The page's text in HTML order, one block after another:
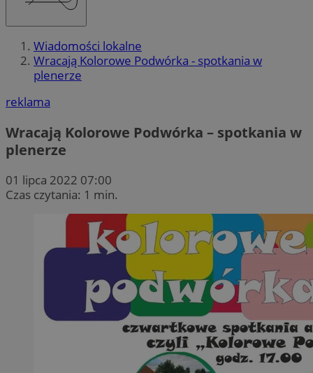
Wiadomości lokalne
Wracają Kolorowe Podwórka - spotkania w
plenerze
reklama
Wracają Kolorowe Podwórka – spotkania w
plenerze
01 lipca 2022 07:00
Czas czytania: 1 min.